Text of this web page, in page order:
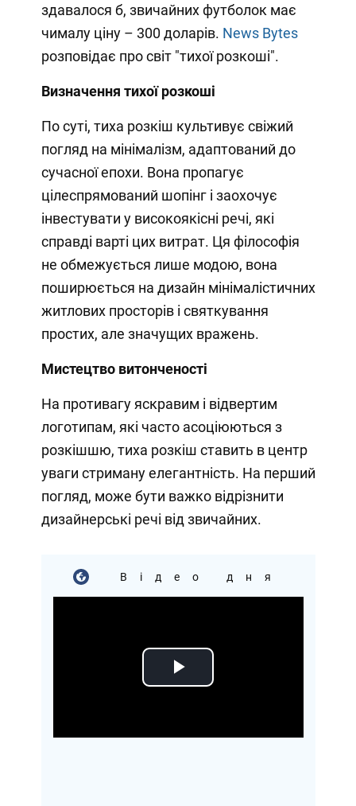
здавалося б, звичайних футболок має
чималу ціну – 300 доларів. News Bytes
розповідає про світ "тихої розкоші".
Визначення тихої розкоші
По суті, тиха розкіш культивує свіжий
погляд на мінімалізм, адаптований до
сучасної епохи. Вона пропагує
цілеспрямований шопінг і заохочує
інвестувати у високоякісні речі, які
справді варті цих витрат. Ця філософія
не обмежується лише модою, вона
поширюється на дизайн мінімалістичних
житлових просторів і святкування
простих, але значущих вражень.
Мистецтво витонченості
На противагу яскравим і відвертим
логотипам, які часто асоціюються з
розкішшю, тиха розкіш ставить в центр
уваги стриману елегантність. На перший
погляд, може бути важко відрізнити
дизайнерські речі від звичайних.
Відео дня
Play